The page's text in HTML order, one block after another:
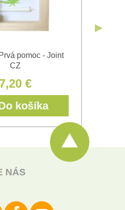
pomoc - Joint
CZ
7,20 €
košíka
NÁS